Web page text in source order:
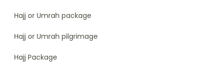
Hajj or Umrah package
Hajj or Umrah pilgrimage
Hajj Package